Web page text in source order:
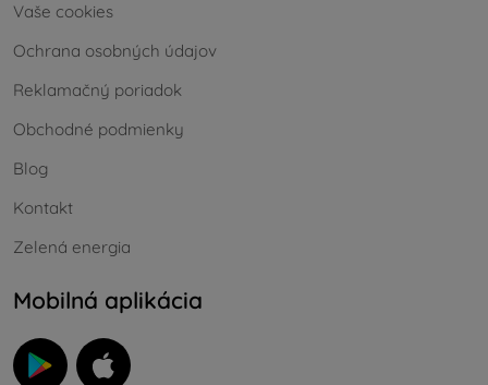
Vaše cookies
Ochrana osobných údajov
Reklamačný poriadok
Obchodné podmienky
Blog
Kontakt
Zelená energia
Mobilná aplikácia